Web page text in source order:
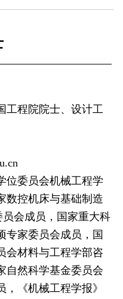
工程院院士、设计工
位委员会机械工程学
数控机床与基础制造
会成员，国家重大科
专家委员会成员，国
会材料与工程学部咨
自然科学基金委员会
《机械工程学报》